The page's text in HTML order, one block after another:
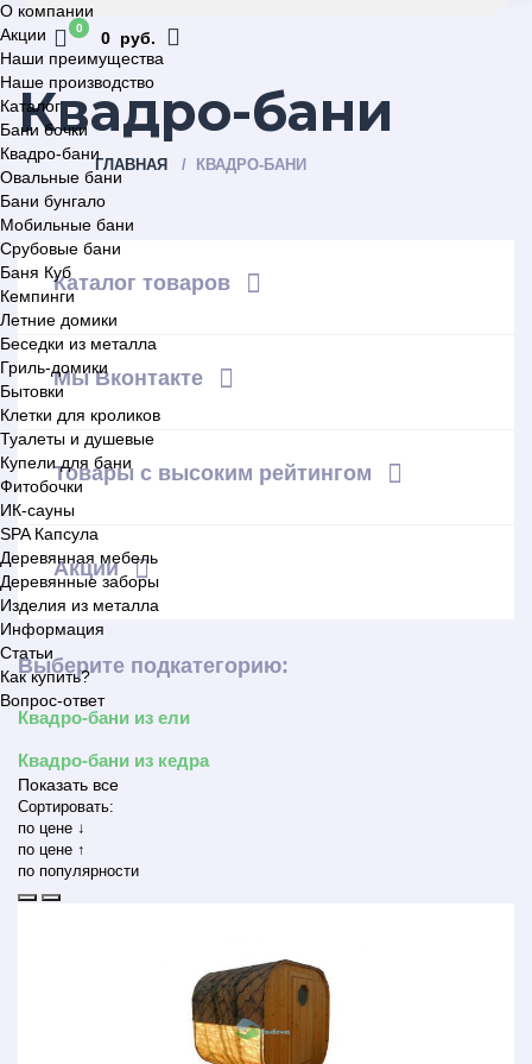
0
0 руб.
О компании
Акции
Наши преимущества
Наше производство
Каталог
Бани бочки
Квадро-бани
Овальные бани
Бани бунгало
Мобильные бани
Срубовые бани
Баня Куб
Кемпинги
Летние домики
Беседки из металла
Гриль-домики
Бытовки
Клетки для кроликов
Туалеты и душевые
Купели для бани
Фитобочки
ИК-сауны
SPA Капсула
Деревянная мебель
Деревянные заборы
Изделия из металла
Информация
Статьи
Как купить?
Вопрос-ответ
Квадро-бани
ГЛАВНАЯ КВАДРО-БАНИ
Каталог товаров
Мы Вконтакте
Товары с высоким рейтингом
Акции
Выберите подкатегорию:
Квадро-бани из ели
Квадро-бани из кедра
Показать все
Сортировать:
по цене ↓
по цене ↑
по популярности